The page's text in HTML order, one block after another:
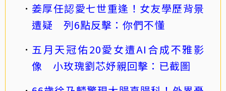
姜厚任認愛七世重逢！女友學歷背景
遭疑 列6點反擊：你們不懂
五月天冠佑20愛女遭AI合成不雅影
像 小玫瑰劉芯妤親回擊：已截圖